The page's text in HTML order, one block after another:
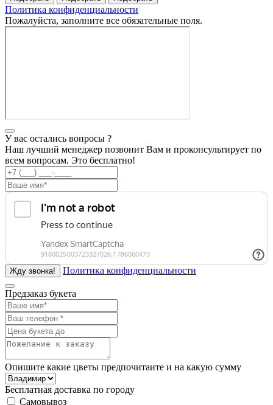
Политика конфиденциальности
Пожалуйста, заполните все обязательные поля.
У вас остались вопросы ?
Наш лучший менеджер позвонит Вам и проконсультирует по
всем вопросам. Это бесплатно!
Политика конфиденциальности
Предзаказ букета
Опишите какие цветы предпочитаите и на какую сумму
Бесплатная доставка по городу
Самовывоз